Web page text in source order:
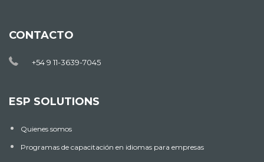
CONTACTO
+54 9 11-3639-7045
ESP SOLUTIONS
Quienes somos
Programas de capacitación en idiomas para empresas